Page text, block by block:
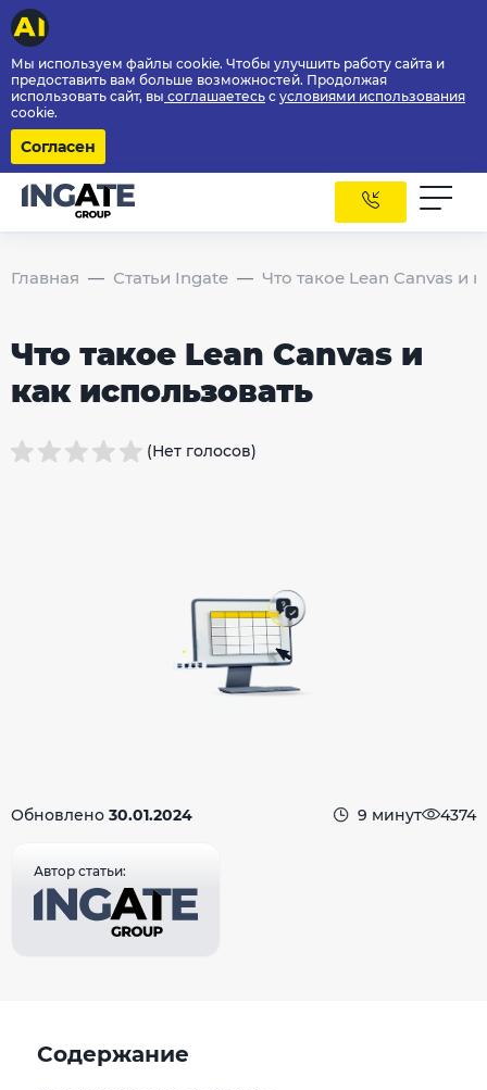
Мы используем файлы cookie. Чтобы улучшить работу сайта и
предоставить вам больше возможностей. Продолжая
использовать сайт, вы соглашаетесь с условиями использования
cookie.
Согласен
Главная Статьи Ingate Что такое Lean Canvas и
Что такое Lean Canvas и
как использовать
(Нет голосов)
Обновлено 30.01.2024 9 минут 4374
Автор статьи:
Содержание